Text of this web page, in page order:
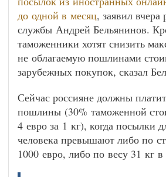
до одной в месяц, заявил вчера
службы Андрей Бельянинов.
таможенники хотят снизить
не облагаемую пошлинами
зарубежных покупок, сказал
Сейчас россияне должны
пошлины (30% таможенной
4 евро за 1 кг), когда посылки
человека превышают либо по
1000 евро, либо по весу 31 кг в